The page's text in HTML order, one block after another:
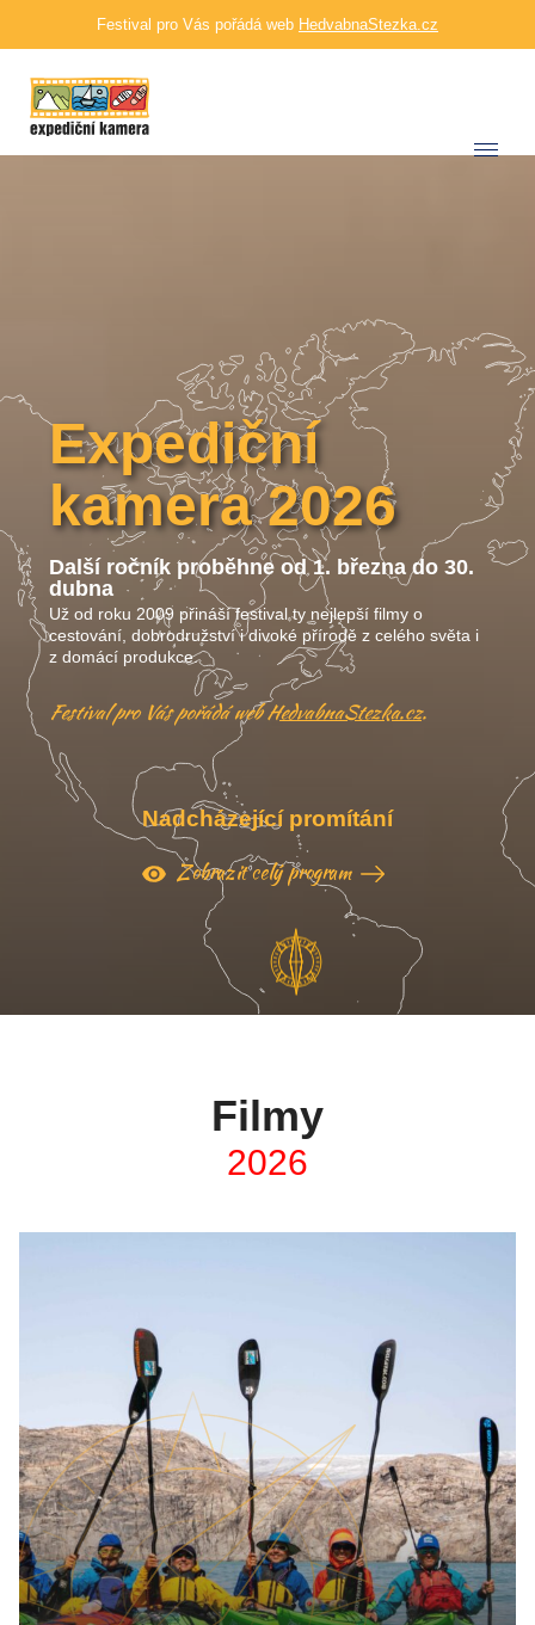
Festival pro Vás pořádá web HedvabnaStezka.cz
Expediční
kamera 2026
Další ročník proběhne od 1. března do 30.
dubna
Už od roku 2009 přináší festival ty nejlepší filmy o
cestování, dobrodružství i divoké přírodě z celého světa i
z domácí produkce.
Festival pro Vás pořádá webHedvabnaStezka.cz.
Nadcházející promítání
Zobrazit celý program
Filmy
2026